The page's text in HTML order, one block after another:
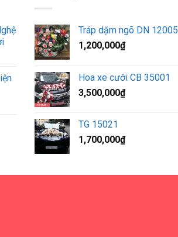
Tráp dặm ngõ DN 12005
1,200,000₫
Hoa xe cưới CB 35001
3,500,000₫
TG 15021
1,700,000₫